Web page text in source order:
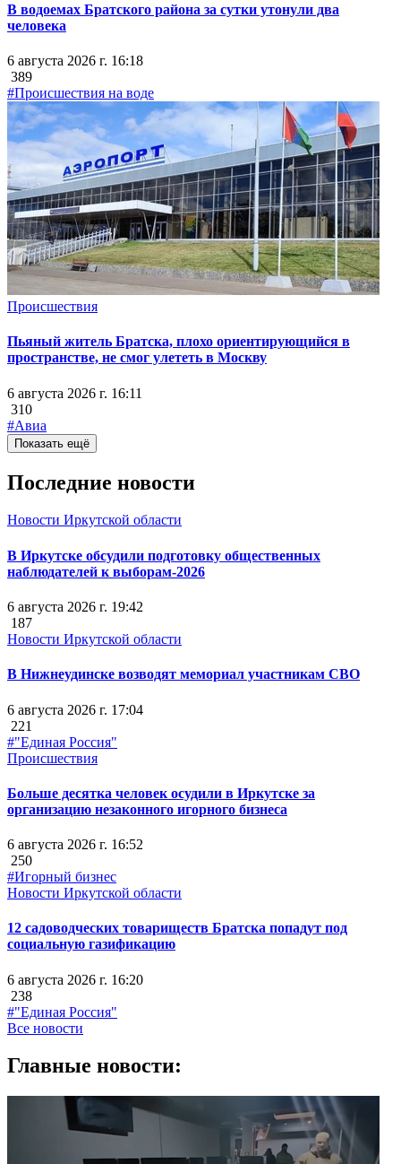
В водоемах Братского района за сутки утонули два
человека
6 августа 2026 г. 16:18
389
#Происшествия на воде
Происшествия
Пьяный житель Братска, плохо ориентирующийся в
пространстве, не смог улететь в Москву
6 августа 2026 г. 16:11
310
#Авиа
Показать ещё
Последние новости
Новости Иркутской области
В Иркутске обсудили подготовку общественных
наблюдателей к выборам-2026
6 августа 2026 г. 19:42
187
Новости Иркутской области
В Нижнеудинске возводят мемориал участникам СВО
6 августа 2026 г. 17:04
221
#"Единая Россия"
Происшествия
Больше десятка человек осудили в Иркутске за
организацию незаконного игорного бизнеса
6 августа 2026 г. 16:52
250
#Игорный бизнес
Новости Иркутской области
12 садоводческих товариществ Братска попадут под
социальную газификацию
6 августа 2026 г. 16:20
238
#"Единая Россия"
Все новости
Главные новости: